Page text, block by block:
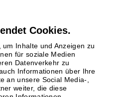
Italien
Polen
Cookies.
Inhalte und Anzeigen zu
für soziale Medien
Datenverkehr zu
Informationen über Ihre
an unsere Social Media-,
weiter, die diese